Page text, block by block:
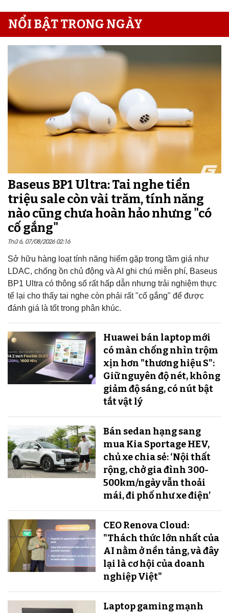
NỔI BẬT TRONG NGÀY
Baseus BP1 Ultra: Tai nghe tiền
triệu sale còn vài trăm, tính năng
nào cũng chưa hoàn hảo nhưng "có
cố gắng"
Thứ 6, 07/08/2026 02:16
Sở hữu hàng loạt tính năng hiếm gặp trong tầm giá như
LDAC, chống ồn chủ động và AI ghi chú miễn phí, Baseus
BP1 Ultra có thông số rất hấp dẫn nhưng trải nghiệm thực
tế lại cho thấy tai nghe còn phải rất "cố gắng" để được
đánh giá là tốt trong phân khúc.
Huawei bán laptop mới
có màn chống nhìn trộm
xịn hơn "thương hiệu S":
Giữ nguyên độ nét, không
giảm độ sáng, có nút bật
tắt vật lý
Bán sedan hạng sang
mua Kia Sportage HEV,
chủ xe chia sẻ: ‘Nội thất
rộng, chở gia đình 300-
500km/ngày vẫn thoải
mái, đi phố như xe điện’
CEO Renova Cloud:
"Thách thức lớn nhất của
AI nằm ở nền tảng, và đây
lại là cơ hội của doanh
nghiệp Việt"
Laptop gaming mạnh